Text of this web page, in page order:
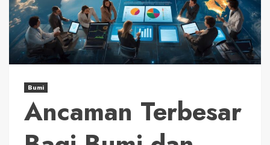
Bumi
Ancaman Terbesar